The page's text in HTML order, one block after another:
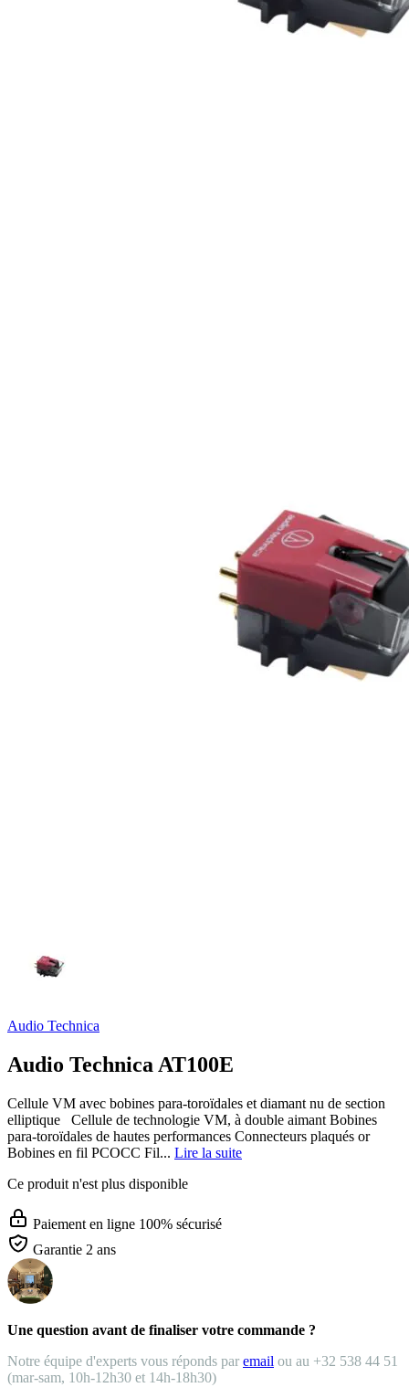
Audio Technica
Audio Technica AT100E
Cellule VM avec bobines para-toroïdales et diamant nu de section
elliptique Cellule de technologie VM, à double aimant Bobines
para-toroïdales de hautes performances Connecteurs plaqués or
Bobines en fil PCOCC Fil... Lire la suite
Ce produit n'est plus disponible
Paiement en ligne 100% sécurisé
Garantie 2 ans
Une question avant de finaliser votre commande ?
Notre équipe d'experts vous réponds par email ou au +32 538 44 51
(mar-sam, 10h-12h30 et 14h-18h30)